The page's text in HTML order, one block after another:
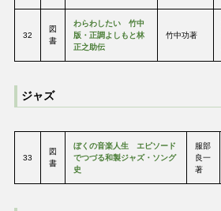
32
図
書
わらわしたい 竹中
版・正調よしもと林
正之助伝
竹中功著
ジャズ
33
図
書
ぼくの音楽人生 エピソード
でつづる和製ジャズ・ソング
史
服部
良一
著